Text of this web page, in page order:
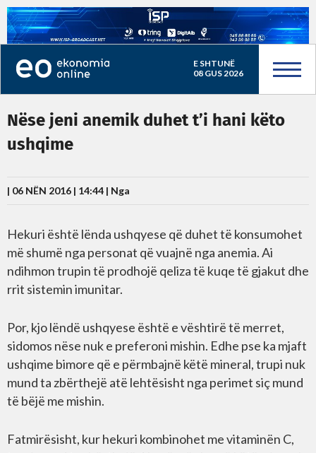
E SHTUNË
08 GUS 2026
Nëse jeni anemik duhet t’i hani këto
ushqime
| 06 NËN 2016 | 14:44 | Nga
Hekuri është lënda ushqyese që duhet të konsumohet
më shumë nga personat që vuajnë nga anemia. Ai
ndihmon trupin të prodhojë qeliza të kuqe të gjakut dhe
rrit sistemin imunitar.
Por, kjo lëndë ushqyese është e vështirë të merret,
sidomos nëse nuk e preferoni mishin. Edhe pse ka mjaft
ushqime bimore që e përmbajnë këtë mineral, trupi nuk
mund ta zbërthejë atë lehtësisht nga perimet siç mund
të bëjë me mishin.
Fatmirësisht, kur hekuri kombinohet me vitaminën C,